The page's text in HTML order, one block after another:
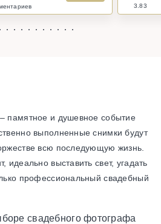
3.83
памятное и душевное событие
выполненные снимки будут
всю последующую жизнь.
идеально выставить свет, угадать
профессиональный свадебный
свадебного фотографа